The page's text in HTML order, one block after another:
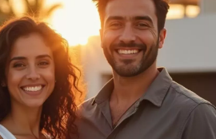
Ana forma alianza con
oportunidades pero no
floridano. Juntos adquirieron tres
logrando algo similar con